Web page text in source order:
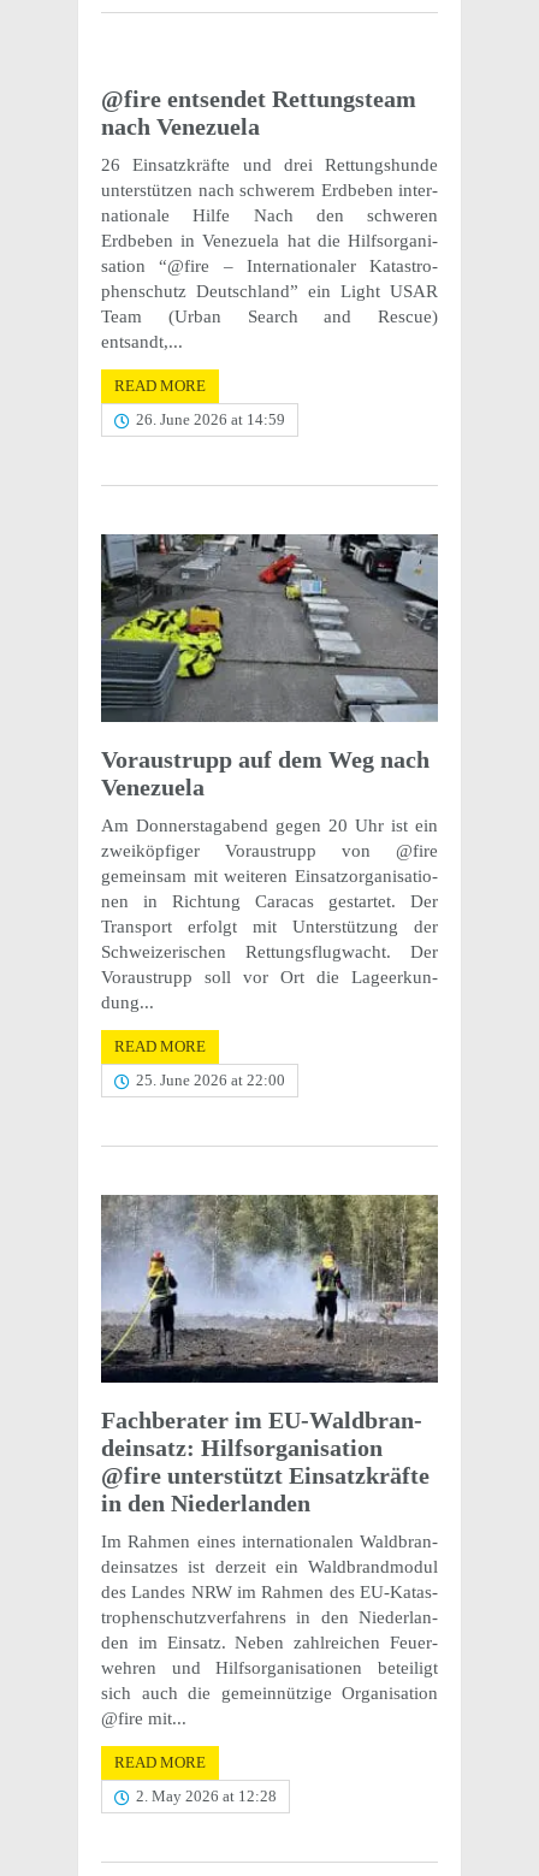
@fire entsendet Rettung­steam
nach Venezuela
26 Einsatzkräfte und drei Rettung­shunde
unter­stützen nach schw­erem Erdbeben inter­
na­tionale Hilfe Nach den schw­eren
Erdbeben in Venezuela hat die Hilf­sor­gan­i­
sa­tion “@fire – Inter­na­tionaler Katas­tro­
phen­schutz Deutsch­land” ein Light USAR
Team (Urban Search and Rescue)
entsandt,...
READ MORE
26. June 2026 at 14:59
Voraus­trupp auf dem Weg nach
Venezuela
Am Donner­stagabend gegen 20 Uhr ist ein
zweiköp­figer Voraus­trupp von @fire
gemein­sam mit weit­eren Einsat­zor­gan­i­sa­tio­
nen in Rich­tung Cara­cas gestartet. Der
Trans­port erfolgt mit Unter­stützung der
Schweiz­erischen Rettungsflugwacht. Der
Voraus­trupp soll vor Ort die Lageerkun­
dung...
READ MORE
25. June 2026 at 22:00
Fach­ber­ater im EU-Wald­bran­
dein­satz: Hilf­sor­gan­i­sa­tion
@fire unter­stützt Einsatzkräfte
in den Niederlanden
Im Rahmen eines inter­na­tionalen Wald­bran­
dein­satzes ist derzeit ein Wald­brand­modul
des Landes NRW im Rahmen des EU-Katas­
tro­phen­schutzver­fahrens in den Nieder­lan­
den im Einsatz. Neben zahlre­ichen Feuer­
wehren und Hilf­sor­gan­i­sa­tio­nen beteiligt
sich auch die gemein­nützige Organ­i­sa­tion
@fire mit...
READ MORE
2. May 2026 at 12:28